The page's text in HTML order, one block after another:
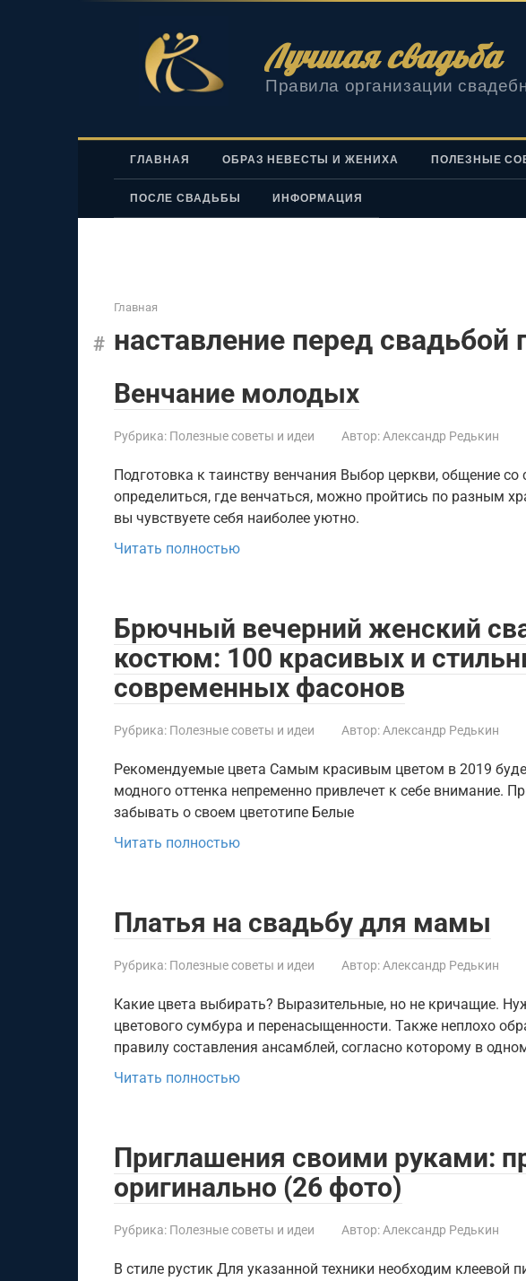
Лучшая свадьба
Правила организации
ГЛАВНАЯ ОБРАЗ НЕВЕСТЫ И ЖЕНИХА ПОЛЕЗНЫЕ
ПОСЛЕ СВАДЬБЫ ИНФОРМАЦИЯ
Главная
наставление перед свадьбой
Венчание молодых
Рубрика: Полезные советы и идеи Автор: Александр Редькин
Подготовка к таинству венчания Выбор церкви, общение
определиться, где венчаться, можно пройтись по разным
вы чувствуете себя наиболее уютно.
Читать полностью
Брючный вечерний женский
костюм: 100 красивых и
современных фасонов
Рубрика: Полезные советы и идеи Автор: Александр Редькин
Рекомендуемые цвета Самым красивым цветом в 2019
модного оттенка непременно привлечет к себе внимание.
забывать о своем цветотипе Белые
Читать полностью
Платья на свадьбу для мамы
Рубрика: Полезные советы и идеи Автор: Александр Редькин
Какие цвета выбирать? Выразительные, но не кричащие.
цветового сумбура и перенасыщенности. Также неплохо
правилу составления ансамблей, согласно которому в
Читать полностью
Приглашения своими руками:
оригинально (26 фото)
Рубрика: Полезные советы и идеи Автор: Александр Редькин
В стиле рустик Для указанной техники необходим клеевой